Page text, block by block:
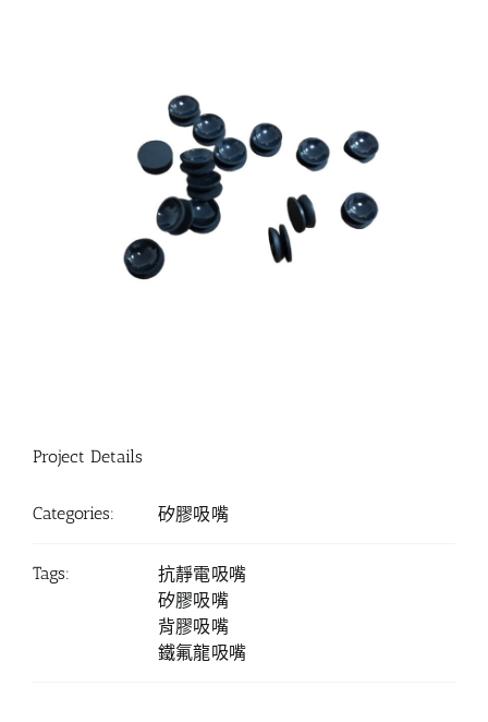
Project Details
Categories: 矽膠吸嘴
Tags:
抗靜電吸嘴
矽膠吸嘴
背膠吸嘴
鐵氟龍吸嘴